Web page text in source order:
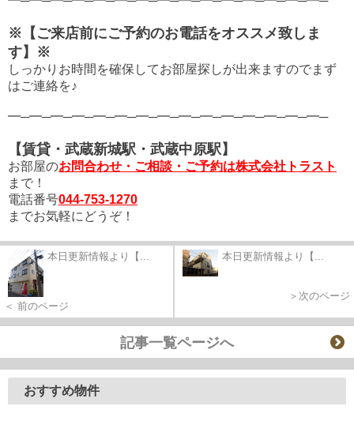
※【ご来店前にご予約のお電話をオススメ致しま
す】※
しっかりお時間を確保してお部屋探しが出来ますのでまず
はご連絡を♪
━─━─━─━─━─━─━─━─━─━─━─━─━─━─━─
【賃貸・武蔵新城駅・武蔵中原駅】
お部屋のお問合わせ・ご相談・ご予約は株式会社トラスト
まで！
電話番号044-753-1270
までお気軽にどうぞ！
本日更新情報より【...
＜ 前のページ
本日更新情報より【...
＞次のページ
記事一覧ページへ
おすすめ物件